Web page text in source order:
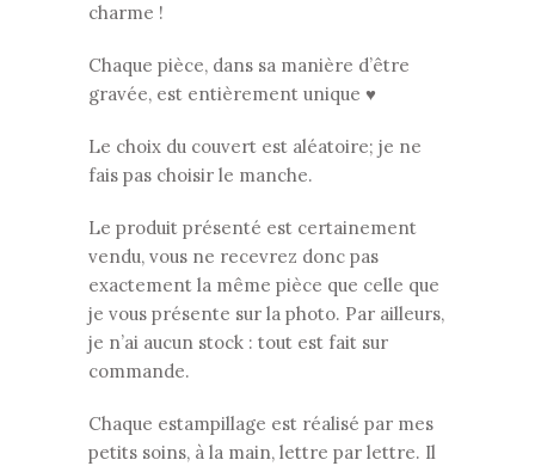
charme !
Chaque pièce, dans sa manière d’être
gravée, est entièrement unique ♥
Le choix du couvert est aléatoire; je ne
fais pas choisir le manche.
Le produit présenté est certainement
vendu, vous ne recevrez donc pas
exactement la même pièce que celle que
je vous présente sur la photo. Par ailleurs,
je n’ai aucun stock : tout est fait sur
commande.
Chaque estampillage est réalisé par mes
petits soins, à la main, lettre par lettre. Il